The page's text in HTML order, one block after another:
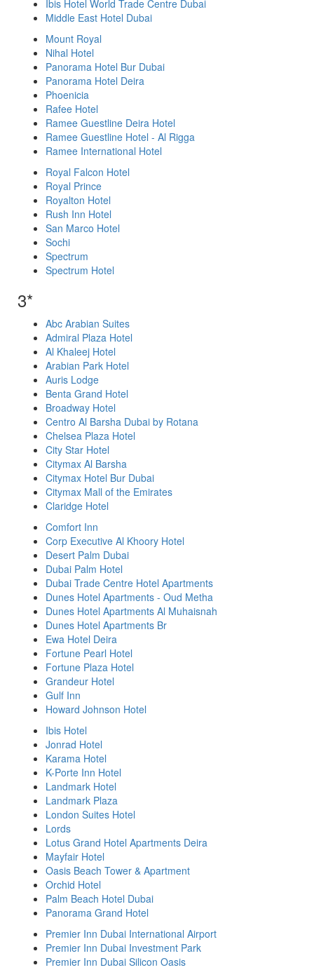
Ibis Hotel World Trade Centre Dubai
Middle East Hotel Dubai
Mount Royal
Nihal Hotel
Panorama Hotel Bur Dubai
Panorama Hotel Deira
Phoenicia
Rafee Hotel
Ramee Guestline Deira Hotel
Ramee Guestline Hotel - Al Rigga
Ramee International Hotel
Royal Falcon Hotel
Royal Prince
Royalton Hotel
Rush Inn Hotel
San Marco Hotel
Sochi
Spectrum
Spectrum Hotel
3*
Abc Arabian Suites
Admiral Plaza Hotel
Al Khaleej Hotel
Arabian Park Hotel
Auris Lodge
Benta Grand Hotel
Broadway Hotel
Centro Al Barsha Dubai by Rotana
Chelsea Plaza Hotel
City Star Hotel
Citymax Al Barsha
Citymax Hotel Bur Dubai
Citymax Mall of the Emirates
Claridge Hotel
Comfort Inn
Corp Executive Al Khoory Hotel
Desert Palm Dubai
Dubai Palm Hotel
Dubai Trade Centre Hotel Apartments
Dunes Hotel Apartments - Oud Metha
Dunes Hotel Apartments Al Muhaisnah
Dunes Hotel Apartments Br
Ewa Hotel Deira
Fortune Pearl Hotel
Fortune Plaza Hotel
Grandeur Hotel
Gulf Inn
Howard Johnson Hotel
Ibis Hotel
Jonrad Hotel
Karama Hotel
K-Porte Inn Hotel
Landmark Hotel
Landmark Plaza
London Suites Hotel
Lords
Lotus Grand Hotel Apartments Deira
Mayfair Hotel
Oasis Beach Tower & Apartment
Orchid Hotel
Palm Beach Hotel Dubai
Panorama Grand Hotel
Premier Inn Dubai International Airport
Premier Inn Dubai Investment Park
Premier Inn Dubai Silicon Oasis